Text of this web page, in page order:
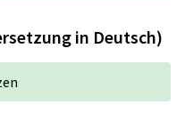
in Deutsch)